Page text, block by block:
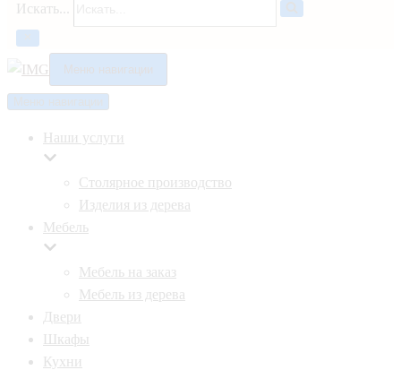
Искать...
Меню навигации
Наши услуги
Столярное производство
Изделия из дерева
Мебель
Мебель на заказ
Мебель из дерева
Двери
Шкафы
Кухни